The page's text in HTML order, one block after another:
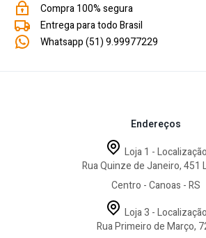
Compra 100% segura
Entrega para todo Brasil
Whatsapp (51) 9.99977229
Endereços
Loja 1 - Localização
Rua Quinze de Janeiro, 451
Centro - Canoas - RS
Loja 3 - Localização
Rua Primeiro de Março,